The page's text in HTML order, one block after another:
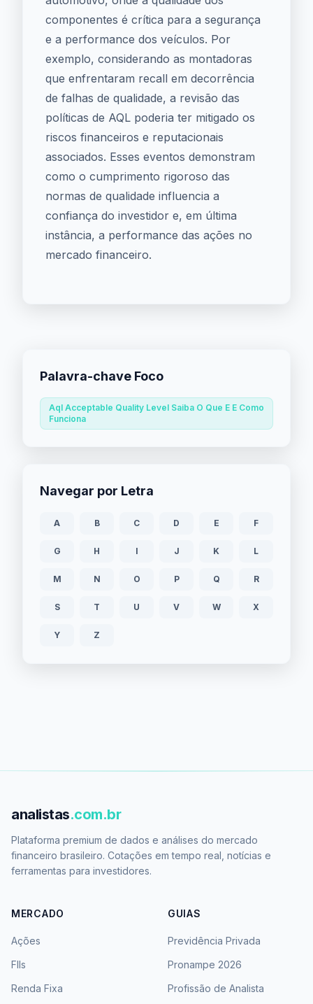
componentes é crítica para a segurança
e a performance dos veículos. Por
exemplo, considerando as montadoras
que enfrentaram recall em decorrência
de falhas de qualidade, a revisão das
políticas de AQL poderia ter mitigado os
riscos financeiros e reputacionais
associados. Esses eventos demonstram
como o cumprimento rigoroso das
normas de qualidade influencia a
confiança do investidor e, em última
instância, a performance das ações no
mercado financeiro.
Palavra-chave Foco
Aql Acceptable Quality Level Saiba O Que E E Como
Funciona
Navegar por Letra
A B C D E F
G H I J K L
M N O P Q R
S T U V W X
Y Z
analistas.com.br
Plataforma premium de dados e análises do mercado
financeiro brasileiro. Cotações em tempo real, notícias e
ferramentas para investidores.
MERCADO
Ações
FIIs
Renda Fixa
GUIAS
Previdência Privada
Pronampe 2026
Profissão de Analista